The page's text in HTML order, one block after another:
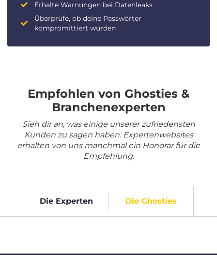
Erhalte Warnungen bei Datenleaks
Überprüfe, ob deine Passwörter
kompromittiert wurden
Empfohlen von Ghosties &
Branchenexperten
Sieh dir an, was einige unserer zufriedensten
Kunden zu sagen haben. Expertenwebsites
erhalten von uns manchmal ein Honorar für die
Empfehlung.
Die Experten Die Ghosties